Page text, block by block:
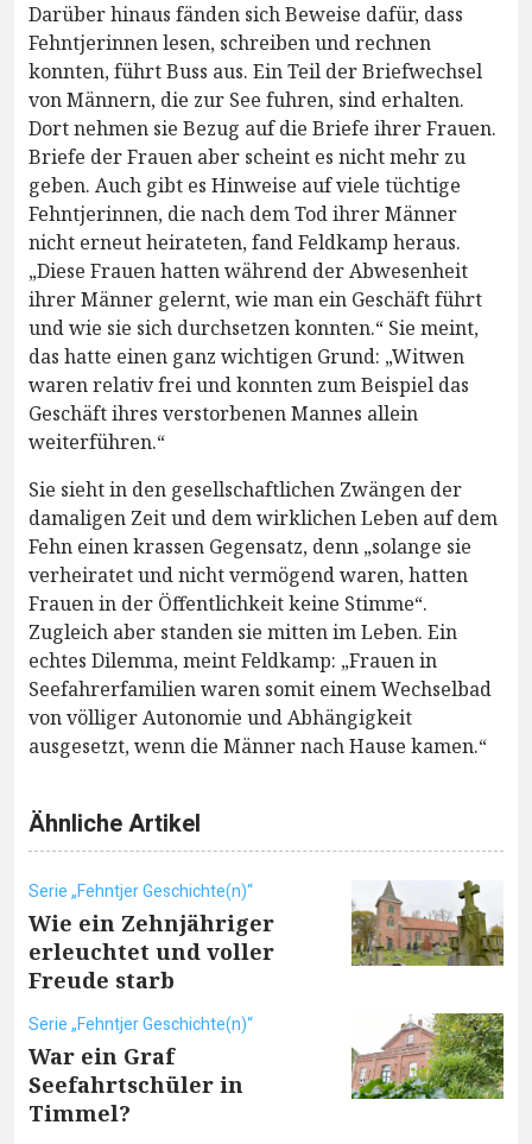
Darüber hinaus fänden sich Beweise dafür, dass
Fehntjerinnen lesen, schreiben und rechnen
konnten, führt Buss aus. Ein Teil der Briefwechsel
von Männern, die zur See fuhren, sind erhalten.
Dort nehmen sie Bezug auf die Briefe ihrer Frauen.
Briefe der Frauen aber scheint es nicht mehr zu
geben. Auch gibt es Hinweise auf viele tüchtige
Fehntjerinnen, die nach dem Tod ihrer Männer
nicht erneut heirateten, fand Feldkamp heraus.
„Diese Frauen hatten während der Abwesenheit
ihrer Männer gelernt, wie man ein Geschäft führt
und wie sie sich durchsetzen konnten.“ Sie meint,
das hatte einen ganz wichtigen Grund: „Witwen
waren relativ frei und konnten zum Beispiel das
Geschäft ihres verstorbenen Mannes allein
weiterführen.“
Sie sieht in den gesellschaftlichen Zwängen der
damaligen Zeit und dem wirklichen Leben auf dem
Fehn einen krassen Gegensatz, denn „solange sie
verheiratet und nicht vermögend waren, hatten
Frauen in der Öffentlichkeit keine Stimme“.
Zugleich aber standen sie mitten im Leben. Ein
echtes Dilemma, meint Feldkamp: „Frauen in
Seefahrerfamilien waren somit einem Wechselbad
von völliger Autonomie und Abhängigkeit
ausgesetzt, wenn die Männer nach Hause kamen.“
Ähnliche Artikel
Serie „Fehntjer Geschichte(n)“
Wie ein Zehnjähriger
erleuchtet und voller
Freude starb
Serie „Fehntjer Geschichte(n)“
War ein Graf
Seefahrtschüler in
Timmel?